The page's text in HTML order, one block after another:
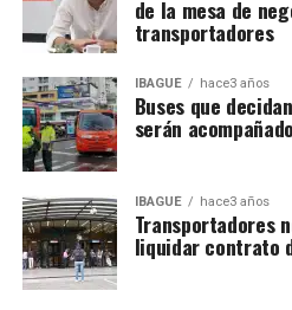
de la mesa de
transportadores
IBAGUÉ hace3 años
Buses que
serán
IBAGUÉ hace3 años
Transportadores
liquidar contrato